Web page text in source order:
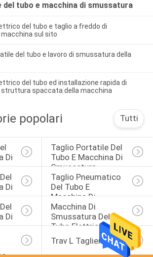
tubo e macchina di smussatura
del tubo e taglio a freddo di
sul sito
del tubo e lavoro di smussatura della
del tubo ed installazione rapida di
spaccata della macchina
popolari Tutti
Di
Taglio Portatile Del
Tubo E Macchina Di
Smussatura
Di
Taglio Pneumatico
Del Tubo E
Macchina Di
Smussatura
Di
Macchina Di
Smussatura Del
Tubo Elettrico
Trav L Taglierina